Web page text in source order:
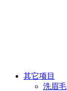
其它项目
洗眉毛